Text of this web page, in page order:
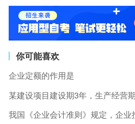
你可能喜欢
企业定额的作用是